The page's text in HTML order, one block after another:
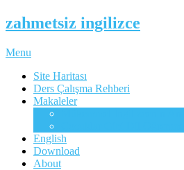
zahmetsiz ingilizce
Menu
Site Haritası
Ders Çalışma Rehberi
Makaleler
English
Download
About